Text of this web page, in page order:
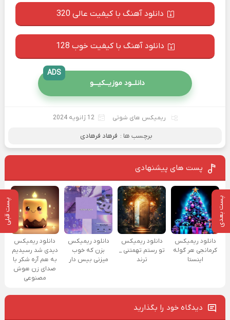
پست بعدی پست قبلی
دانلود آهنگ با کیفیت عالی 320
دانلود آهنگ با کیفیت خوب 128
دانلــود موزیــکیـــو
ADS
ریمیکس های شوتی 12 ژانویه 2024
برچسب ها : فرهاد فرهادی
پست های پیشنهادی
دانلود ریمیکس
کرمانجی هر گوله
اینستا
دانلود ریمیکس
تو رستم تهمتنی _
ترند
دانلود ریمیکس
بزن که خوب
میزنی بیس دار
دانلود ریمیکس
دیدی شد رسیدیم
به هم آره شکر با
صدای زن هوش
مصنوعی
دیدگاه خود را بگذارید